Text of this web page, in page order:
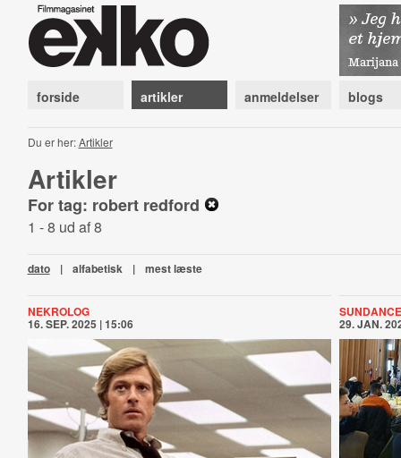
forside artikler anmeldelser blogs
Du er her:Artikler
Artikler
For tag: robert redford
1 - 8 ud af 8
dato | alfabetisk | mest læste
NEKROLOG
16. SEP. 2025 | 15:06 29. JAN.